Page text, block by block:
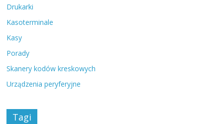
Drukarki
Kasoterminale
Kasy
Porady
Skanery kodów kreskowych
Urządzenia peryferyjne
Tagi